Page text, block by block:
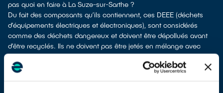
pas quoi en faire à La Suze-sur-Sarthe ?
Du fait des composants qu’ils contiennent, ces DEEE (déchets
d’équipements électriques et électroniques), sont considérés
comme des déchets dangereux et doivent être dépollués avant
d’être recyclés. Ils ne doivent pas être jetés en mélange avec
d’autres types de déchets tels que les emballages ménagers ou
les déchets non recyclables ! Cela rendrait irréalisable leur